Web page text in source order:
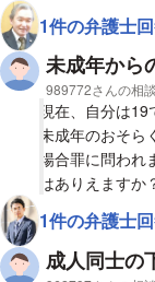
えそうならモザ
4)購入者に送る
も送っています
5)掲示板には下
済みナプキンを
【質問1】
1)ー5)のうち、
1件の弁護士
未成年から
相談者
989772さんの相談
現在、自分は19
未成年のおそ
場合罪に問わ
はありえますか
1件の弁護士
成人同士の